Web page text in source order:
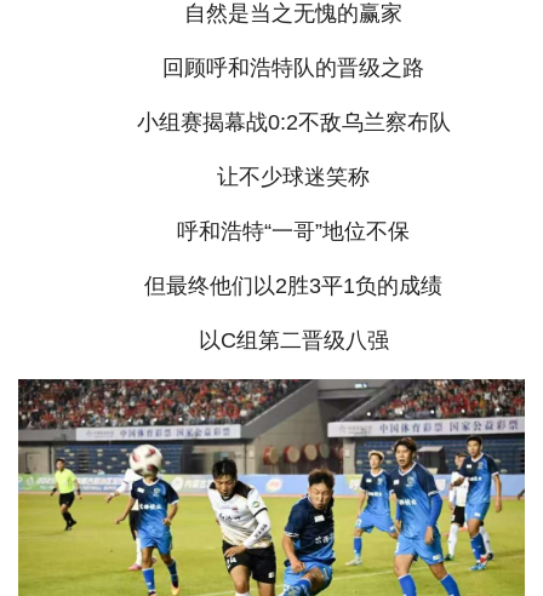
自然是当之无愧的赢家
回顾呼和浩特队的晋级之路
小组赛揭幕战0:2不敌乌兰察布队
让不少球迷笑称
呼和浩特“一哥”地位不保
但最终他们以2胜3平1负的成绩
以C组第二晋级八强